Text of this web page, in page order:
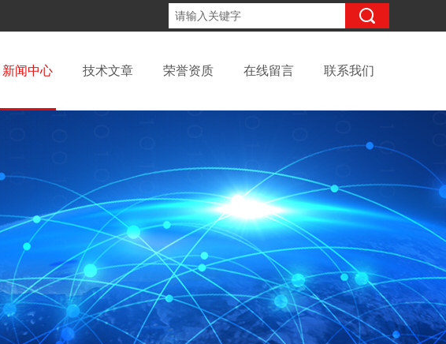
新闻中心 技术文章 荣誉资质 在线留言 联系我们